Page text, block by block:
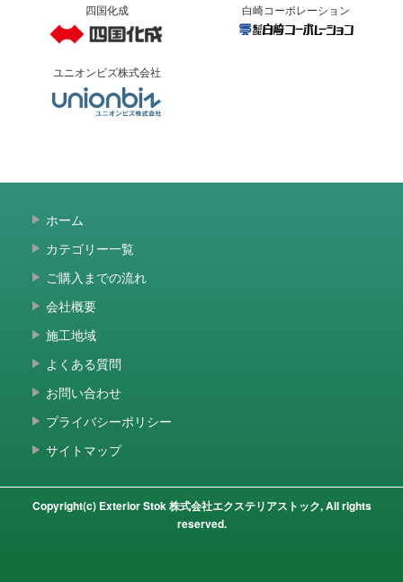
四国化成 白崎コーポレーション
ユニオンビズ株式会社
ホーム
カテゴリー一覧
ご購入までの流れ
会社概要
施工地域
よくある質問
お問い合わせ
プライバシーポリシー
サイトマップ
Copyright(c) Exterior Stok 株式会社エクステリアストック, All rights
reserved.